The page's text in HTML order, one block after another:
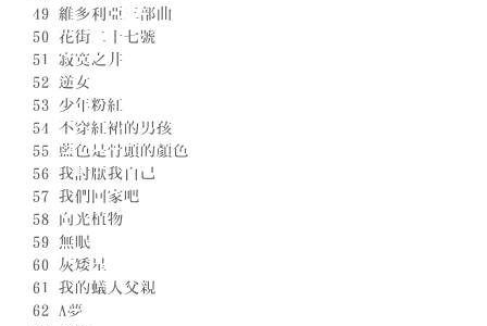
49 維多利亞三部曲
50 花街二十七號
51 寂寞之井
52 逆女
53 少年粉紅
54 不穿紅裙的男孩
55 藍色是骨頭的顏色
56 我討厭我自己
57 我們回家吧
58 向光植物
59 無眠
60 灰矮星
61 我的蟻人父親
62 A夢